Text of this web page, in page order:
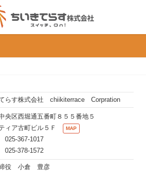
らす株式会社 chiikiterrace Corpration
央区西堀通五番町８５５番地５
ィア古町ビル５Ｆ
MAP
025-367-1017
025-378-1572
締役 小倉 豊彦